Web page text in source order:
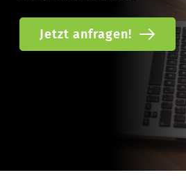
Jetzt anfragen!